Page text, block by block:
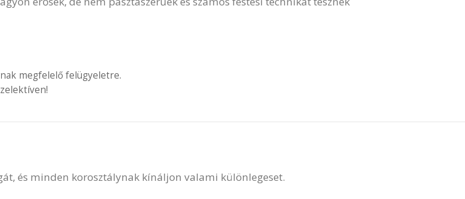
megfelelő felügyeletre.
és minden korosztálynak kínáljon valami különlegeset.